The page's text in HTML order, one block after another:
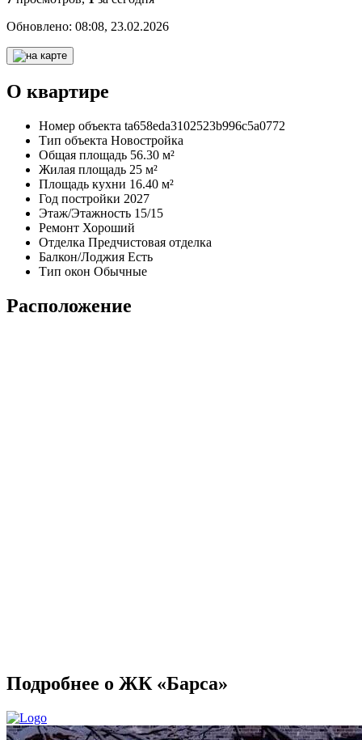
Обновлено: 08:08, 23.02.2026
О квартире
Номер объекта ta658eda3102523b996c5a0772
Тип объекта Новостройка
Общая площадь 56.30 м²
Жилая площадь 25 м²
Площадь кухни 16.40 м²
Год постройки 2027
Этаж/Этажность 15/15
Ремонт Хороший
Отделка Предчистовая отделка
Балкон/Лоджия Есть
Тип окон Обычные
Расположение
Подробнее о ЖК «Барса»